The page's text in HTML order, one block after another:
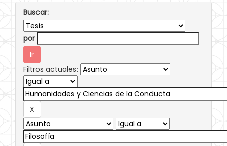
Buscar:
por
Filtros actuales: